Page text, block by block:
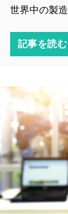
世界中の製
記事を読む